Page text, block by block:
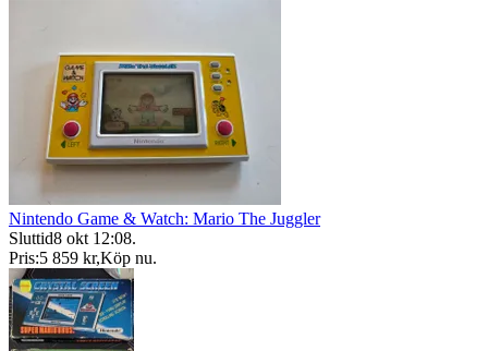
Nintendo Game & Watch: Mario The Juggler
Sluttid8 okt 12:08.
Pris:5 859 kr,Köp nu.